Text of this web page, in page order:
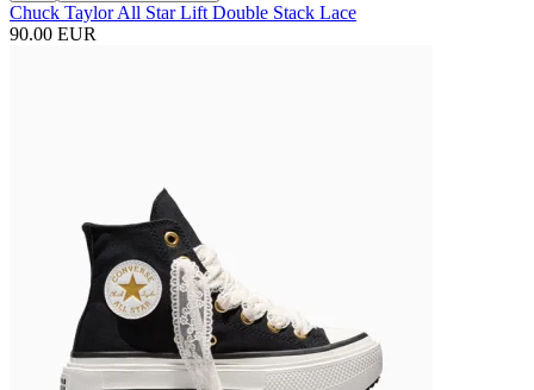
Chuck Taylor All Star Lift Double Stack Lace
90.00 EUR